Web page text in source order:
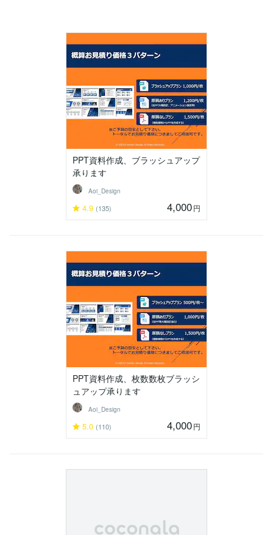
PPT資料作成、ブラッシュアップ
承ります
Aoi_Design
4.9 (135) 4,000円
PPT資料作成、枚数数枚ブラッシ
ュアップ承ります
Aoi_Design
5.0 (110) 4,000円